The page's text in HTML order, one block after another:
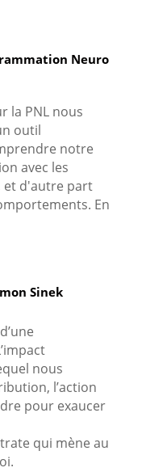
Neuro
la PNL nous
outil
notre
avec les
et d'autre part
En
Sinek
nous
l’action
pour exaucer
qui mène au